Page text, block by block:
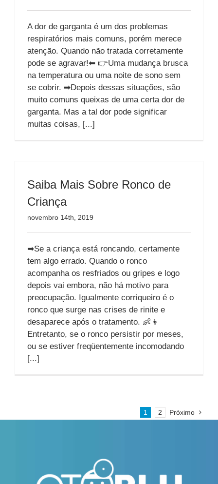
A dor de garganta é um dos problemas
respiratórios mais comuns, porém merece
atenção. Quando não tratada corretamente
pode se agravar!⬅ 👉Uma mudança brusca
na temperatura ou uma noite de sono sem
se cobrir. ➡Depois dessas situações, são
muito comuns queixas de uma certa dor de
garganta. Mas a tal dor pode significar
muitas coisas, [...]
Saiba Mais Sobre Ronco de
Criança
novembro 14th, 2019
➡Se a criança está roncando, certamente
tem algo errado. Quando o ronco
acompanha os resfriados ou gripes e logo
depois vai embora, não há motivo para
preocupação. Igualmente corriqueiro é o
ronco que surge nas crises de rinite e
desaparece após o tratamento. 👶👦
Entretanto, se o ronco persistir por meses,
ou se estiver freqüentemente incomodando
[...]
1 2 Próximo